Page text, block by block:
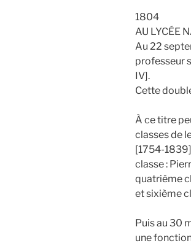
1804
AU LYCÉE
Au 22
professeur
IV].
Cette
À ce titre
classes de
[1754-
classe :
quatrième
et sixième
Puis au 30
une